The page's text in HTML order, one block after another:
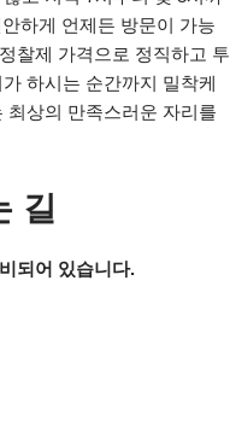
하게 언제든 방문이 가능
찰제 가격으로 정직하고 투
하시는 순간까지 밀착케
최상의 만족스러운 자리를
길
되어 있습니다.